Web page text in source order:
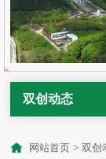
双创动态
网站首页 > 双创